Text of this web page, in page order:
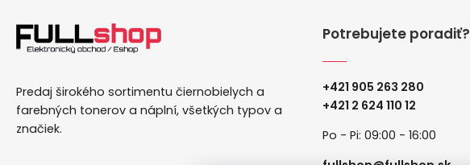
Predaj širokého sortimentu čiernobielych a
farebných tonerov a náplní, všetkých typov a
značiek.
Potrebujete poradiť?
+421 905 263 280
+421 2 624 110 12
Po - Pi: 09:00 - 16:00